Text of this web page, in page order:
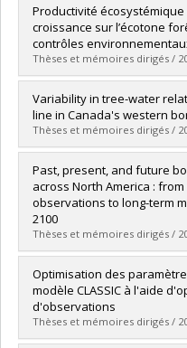
Graduate : Lefebvre, Rose
Cycle :Master's
Grade :M. Sc.
Lien vers le document dans
Productivité
croissance sur l’écotone
contrôles
Thèses et mémoires dirigés /
Graduate :Lecavalier,
Cycle :Master's
Grade :M. Sc.
Lien vers le document
Variability in tree-water
line in Canada's western
Thèses et mémoires dirigés /
Graduate :Perron, Nia
Cycle : Doctoral
Grade :Ph. D.
Lien vers le document dans
Past, present, and future
across North America :
observations to long-term
2100
Thèses et mémoires dirigés /
Graduate :Qu, Bo
Cycle :Doctoral
Grade :Ph. D.
Lien vers le document dans
Optimisation des
modèle CLASSIC à l'aide
d'observations
Thèses et mémoires dirigés /